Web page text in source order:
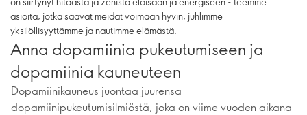
asioita, jotka saavat meidät voimaan hyvin, juhlimme
yksilöllisyyttämme ja nautimme elämästä.
Anna dopamiinia pukeutumiseen ja
dopamiinia kauneuteen
Dopamiinikauneus juontaa juurensa
dopamiinipukeutumisilmiöstä, joka on viime vuoden aikana